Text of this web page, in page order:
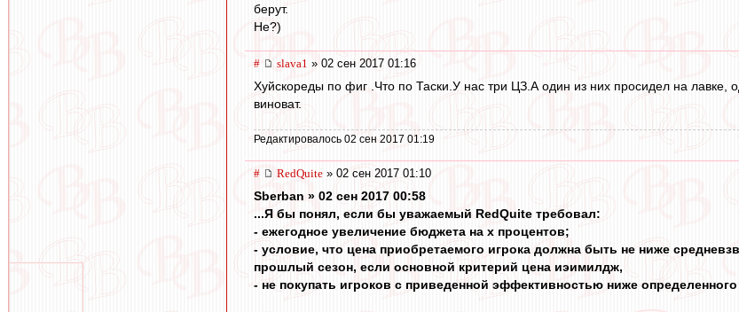
берут.
Не?)
# slava1 » 02 сен 2017 01:16
Хуйскореды по фиг .Что по Таски.У нас три ЦЗ.А один из них просидел на лавке,
виноват.
Редактировалось 02 сен 2017 01:19
# RedQuite » 02 сен 2017 01:10
Sberban » 02 сен 2017 00:58
...Я бы понял, если бы уважаемый RedQuite требовал:
- ежегодное увеличение бюджета на х процентов;
- условие, что цена приобретаемого игрока должна быть не ниже
прошлый сезон, если основной критерий цена иэимилдж,
- не покупать игроков с приведенной эффективностью ниже